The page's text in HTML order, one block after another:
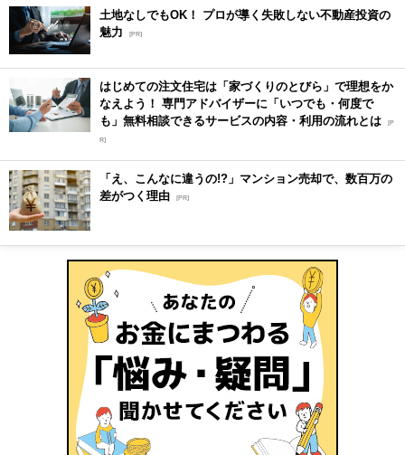
土地なしでもOK！ プロが導く失敗しない不動産投資の
魅力
[PR]
はじめての注文住宅は「家づくりのとびら」で理想をか
なえよう！ 専門アドバイザーに「いつでも・何度で
も」無料相談できるサービスの内容・利用の流れとは [P
R]
「え、こんなに違うの!?」マンション売却で、数百万の
差がつく理由 [PR]